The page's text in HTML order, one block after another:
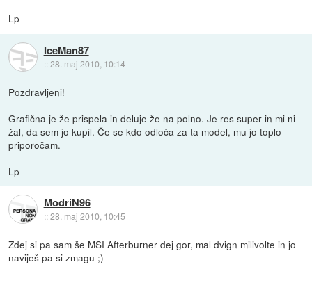
Lp
IceMan87
::28. maj 2010, 10:14
Pozdravljeni!
Grafična je že prispela in deluje že na polno. Je res super in mi ni
žal, da sem jo kupil. Če se kdo odloča za ta model, mu jo toplo
priporočam.
Lp
ModriN96
::28. maj 2010, 10:45
Zdej si pa sam še MSI Afterburner dej gor, mal dvign milivolte in jo
naviješ pa si zmagu ;)